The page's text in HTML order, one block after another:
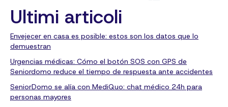
Ultimi articoli
Envejecer en casa es posible: estos son los datos que lo
demuestran
Urgencias médicas: Cómo el botón SOS con GPS de
Seniordomo reduce el tiempo de respuesta ante accidentes
SeniorDomo se alía con MediQuo: chat médico 24h para
personas mayores